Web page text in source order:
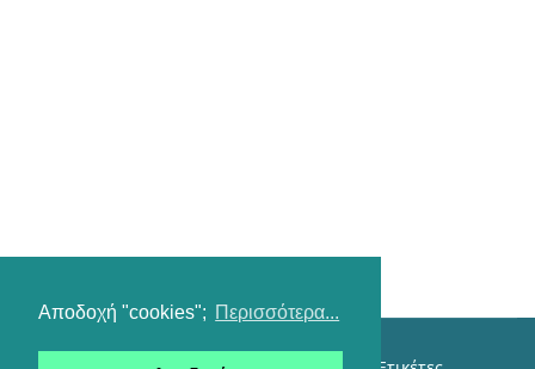
Αποδοχή "cookies"; Περισσότερα...